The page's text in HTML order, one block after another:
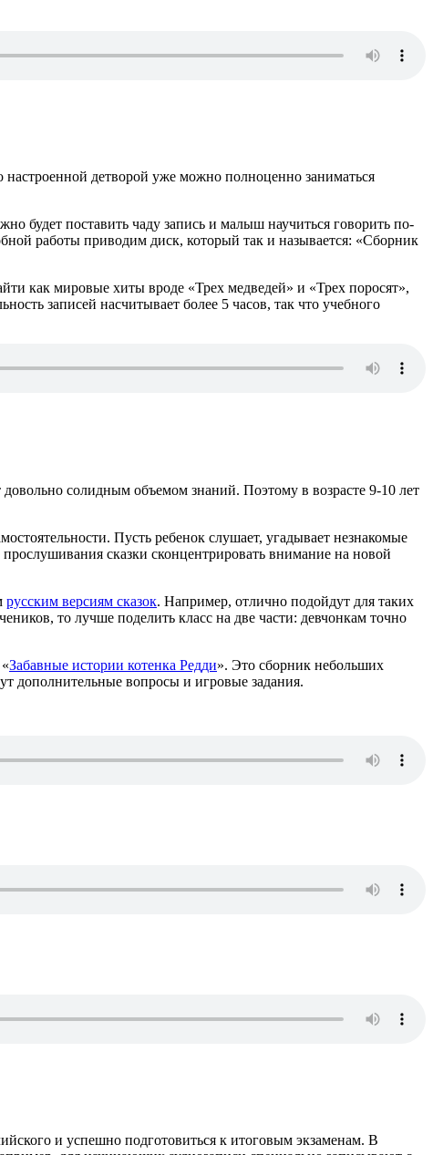
настроенной детворой уже можно полноценно заниматься
будет поставить чаду запись и малыш научиться говорить по-
работы приводим диск, который так и называется: «Сборник
как мировые хиты вроде «Трех медведей» и «Трех поросят»,
записей насчитывает более 5 часов, так что учебного
солидным объемом знаний. Поэтому в возрасте 9-10 лет
Пусть ребенок слушает, угадывает незнакомые
сказки сконцентрировать внимание на новой
русским версиям сказок. Например, отлично подойдут для таких
то лучше поделить класс на две части: девчонкам точно
Забавные истории котенка Редди». Это сборник небольших
дополнительные вопросы и игровые задания.
и успешно подготовиться к итоговым экзаменам. В